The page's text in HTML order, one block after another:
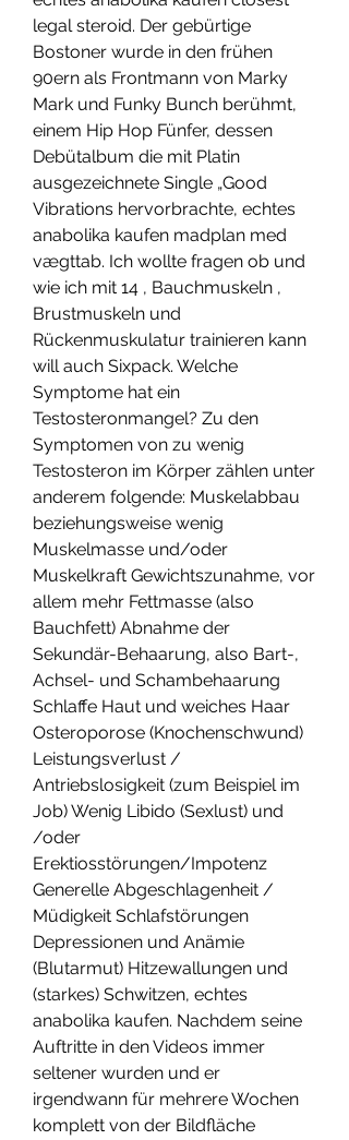
legal steroid. Der gebürtige
Bostoner wurde in den frühen
90ern als Frontmann von Marky
Mark und Funky Bunch berühmt,
einem Hip Hop Fünfer, dessen
Debütalbum die mit Platin
ausgezeichnete Single „Good
Vibrations hervorbrachte, echtes
anabolika kaufen madplan med
vægttab. Ich wollte fragen ob und
wie ich mit 14 , Bauchmuskeln ,
Brustmuskeln und
Rückenmuskulatur trainieren kann
will auch Sixpack. Welche
Symptome hat ein
Testosteronmangel? Zu den
Symptomen von zu wenig
Testosteron im Körper zählen unter
anderem folgende: Muskelabbau
beziehungsweise wenig
Muskelmasse und/oder
Muskelkraft Gewichtszunahme, vor
allem mehr Fettmasse (also
Bauchfett) Abnahme der
Sekundär-Behaarung, also Bart-,
Achsel- und Schambehaarung
Schlaffe Haut und weiches Haar
Osteroporose (Knochenschwund)
Leistungsverlust /
Antriebslosigkeit (zum Beispiel im
Job) Wenig Libido (Sexlust) und
/oder
Erektiosstörungen/Impotenz
Generelle Abgeschlagenheit /
Müdigkeit Schlafstörungen
Depressionen und Anämie
(Blutarmut) Hitzewallungen und
(starkes) Schwitzen, echtes
anabolika kaufen. Nachdem seine
Auftritte in den Videos immer
seltener wurden und er
irgendwann für mehrere Wochen
komplett von der Bildfläche